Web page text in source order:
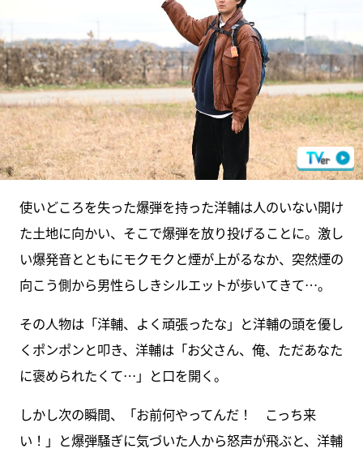
使いどころを失った爆弾を持った洋輔は人のいない開け
た土地に向かい、そこで爆弾を放り投げることに。激し
い爆発音とともにモクモクと煙が上がるなか、突然煙の
向こう側から男性らしきシルエットが歩いてきて…。
その人物は「洋輔、よく頑張ったな」と洋輔の頭を優し
くポンポンと叩き、洋輔は「お父さん、俺、ただあなた
に褒められたくて…」と口を開く。
しかし次の瞬間、「お前何やってんだ！ こっち来
い！」と爆弾騒ぎに気づいた人から怒声が飛ぶと、洋輔